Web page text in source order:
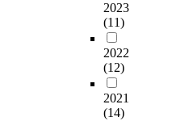
2023
(11)
2022
(12)
2021
(14)